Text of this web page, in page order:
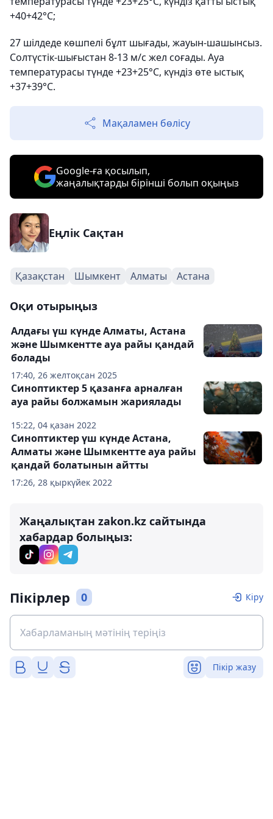
+40+42°С;
27 шілдеде көшпелі бұлт шығады, жауын-шашынсыз.
Солтүстік-шығыстан 8-13 м/с жел соғады. Ауа
температурасы түнде +23+25°С, күндіз өте ыстық
+37+39°С.
Мақаламен бөлісу
Google-ға қосылып,
жаңалықтарды бірінші болып оқыңыз
Еңлік Сақтан
Қазақстан Шымкент Алматы Астана
Оқи отырыңыз
17:40, 26 желтоқсан 2025
Алдағы үш күнде Алматы, Астана
және Шымкентте ауа райы қандай
болады
15:22, 04 қазан 2022
Синоптиктер 5 қазанға арналған
ауа райы болжамын жариялады
17:26, 28 қыркүйек 2022
Синоптиктер үш күнде Астана,
Алматы және Шымкентте ауа райы
қандай болатынын айтты
Жаңалықтан zakon.kz сайтында
хабардар болыңыз:
Пікірлер 0 Кіру
Пікір жазу